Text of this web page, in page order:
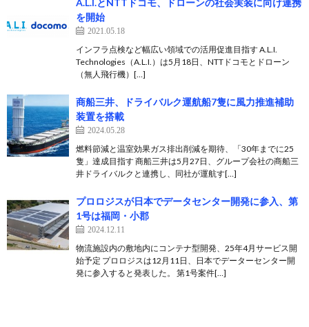
A.L.I.とNTTドコモ、ドローンの社会実装に向け連携
を開始
2021.05.18
インフラ点検など幅広い領域での活用促進目指す A.L.I.
Technologies（A.L.I.）は5月18日、NTTドコモとドローン
（無人飛行機）[…]
商船三井、ドライバルク運航船7隻に風力推進補助
装置を搭載
2024.05.28
燃料節減と温室効果ガス排出削減を期待、「30年までに25
隻」達成目指す 商船三井は5月27日、グループ会社の商船三
井ドライバルクと連携し、同社が運航す[…]
プロロジスが日本でデータセンター開発に参入、第
1号は福岡・小郡
2024.12.11
物流施設内の敷地内にコンテナ型開発、25年4月サービス開
始予定 プロロジスは12月11日、日本でデーターセンター開
発に参入すると発表した。 第1号案件[…]